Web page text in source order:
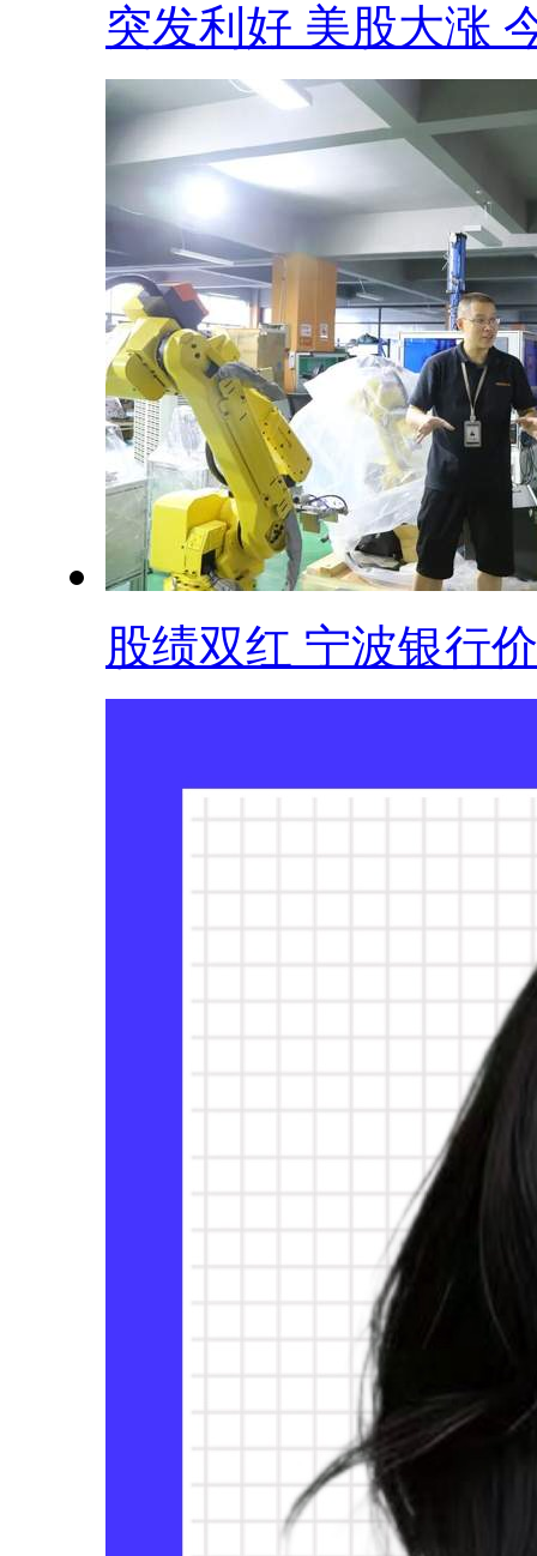
突发利好 美股大涨
股绩双红 宁波银行